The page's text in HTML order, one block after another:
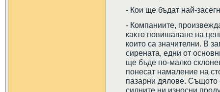
- Кои ще бъдат най-
- Компаниите,
както повишаване на
които са значителни. В
сирената, едни от
ще бъде по-малко
понесат намаление на
пазарни дялове. Същото
силните ни износни